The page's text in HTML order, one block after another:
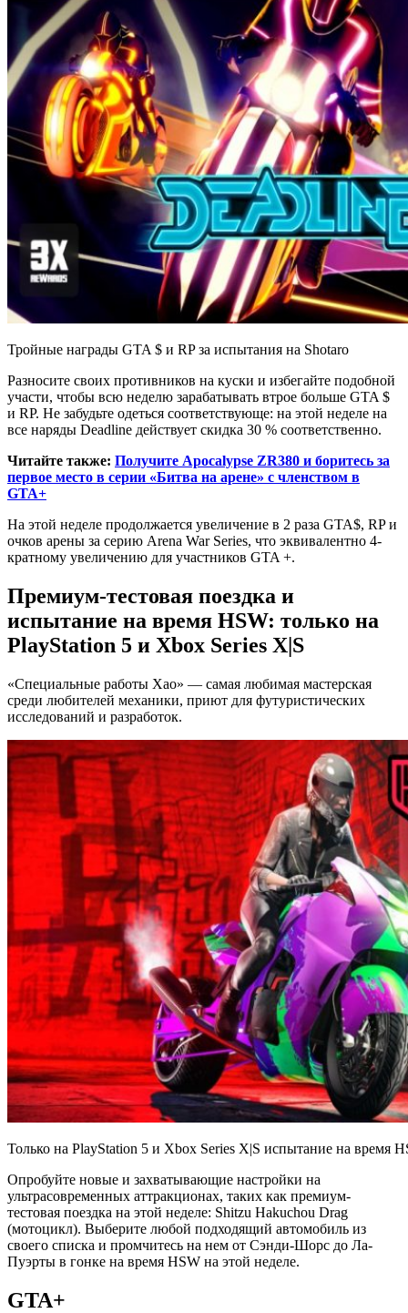
Тройные награды GTA $ и RP за испытания на Shotaro
Разносите своих противников на куски и избегайте подобной
участи, чтобы всю неделю зарабатывать втрое больше GTA $
и RP. Не забудьте одеться соответствующе: на этой неделе на
все наряды Deadline действует скидка 30 % соответственно.
Читайте также: Получите Apocalypse ZR380 и боритесь за
первое место в серии «Битва на арене» с членством в
GTA+
На этой неделе продолжается увеличение в 2 раза GTA$, RP и
очков арены за серию Arena War Series, что эквивалентно 4-
кратному увеличению для участников GTA +.
Премиум-тестовая поездка и
испытание на время HSW: только на
PlayStation 5 и Xbox Series X|S
«Специальные работы Хао» — самая любимая мастерская
среди любителей механики, приют для футуристических
исследований и разработок.
Только на PlayStation 5 и Xbox Series X|S испытание на время
Опробуйте новые и захватывающие настройки на
ультрасовременных аттракционах, таких как премиум-
тестовая поездка на этой неделе: Shitzu Hakuchou Drag
(мотоцикл). Выберите любой подходящий автомобиль из
своего списка и промчитесь на нем от Сэнди-Шорс до Ла-
Пуэрты в гонке на время HSW на этой неделе.
GTA+